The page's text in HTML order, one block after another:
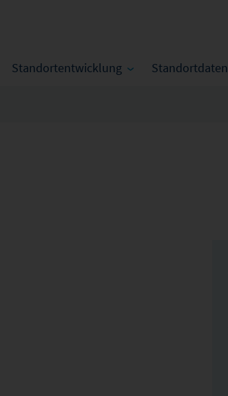
Standortentwicklung Standortdaten